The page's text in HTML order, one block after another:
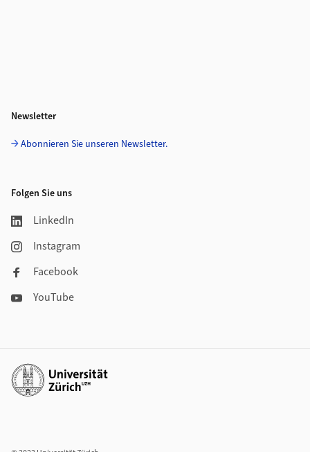
Newsletter
Abonnieren Sie unseren Newsletter.
Folgen Sie uns
LinkedIn
Instagram
Facebook
YouTube
Weiterführende Links